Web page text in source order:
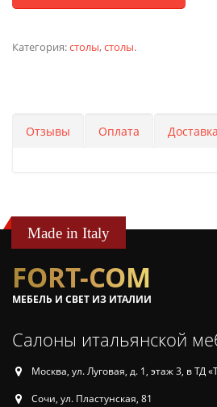
Категория:столы,столы.
Отзывы Оплата Доставка
Made in Italy
FORT-COM
МЕБЕЛЬ И СВЕТ ИЗ ИТАЛИИ
Салоны итальянской
Москва, ул. Луговая, д. 1, этаж 3, в ТД
Сочи, ул. Пластунская, 81